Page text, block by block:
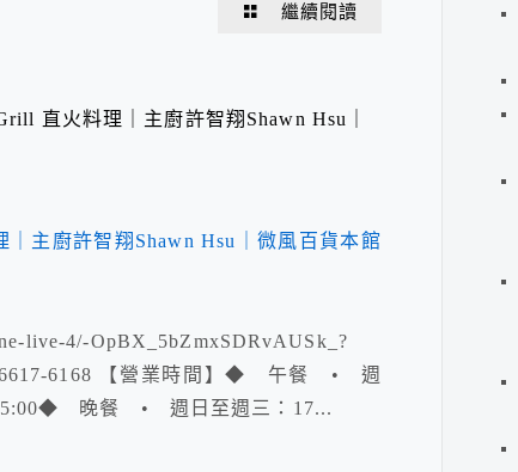
繼續閱讀
直火料理｜主廚許智翔Shawn Hsu｜
live-4/-OpBX_5bZmxSDRvAUSk_?
6617-6168 【營業時間】◆ 午餐 • 週
晚餐 • 週日至週三：17...